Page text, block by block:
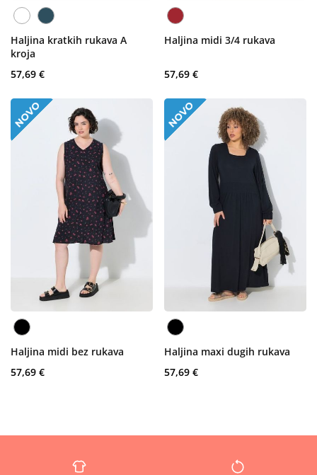
Haljina kratkih rukava A
kroja
57,69 €
Haljina midi 3/4 rukava
57,69 €
Haljina midi bez rukava
57,69 €
Haljina maxi dugih rukava
57,69 €